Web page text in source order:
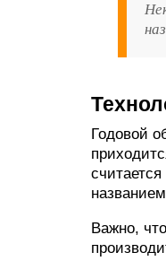
Годовой
Важно,